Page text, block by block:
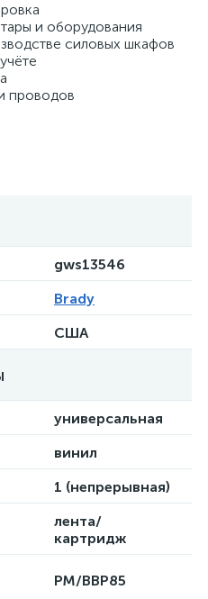
и оборудования
силовых шкафов
проводов
gws13546
Brady
США
универсальная
винил
1 (непрерывная)
лента/
картридж
PM/BBP85